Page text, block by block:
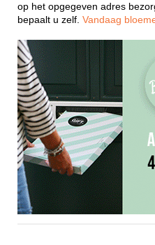
op het opgegeven adres
bepaalt u zelf. Vandaag